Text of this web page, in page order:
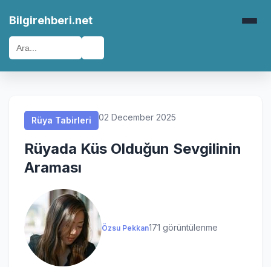
Bilgirehberi.net
Rüya Tabirleri 02 December 2025
Rüyada Küs Olduğun Sevgilinin
Araması
Özsu Pekkan171 görüntülenme
Rüya Tabirleri
Rüya Tabirleri
Rüya Tabirleri
Rüya Tabirleri